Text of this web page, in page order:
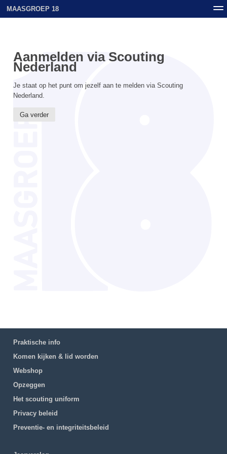
MAASGROEP 18
Aanmelden via Scouting
Nederland
Je staat op het punt om jezelf aan te melden via Scouting
Nederland.
Ga verder
Praktische info
Komen kijken & lid worden
Webshop
Opzeggen
Het scouting uniform
Privacy beleid
Preventie- en integriteitsbeleid